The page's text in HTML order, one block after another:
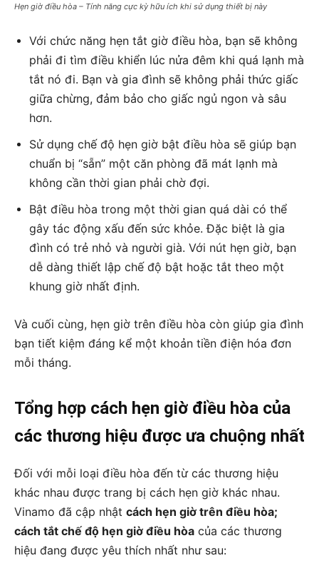
Hẹn giờ điều hòa – Tính năng cực kỳ hữu ích khi sử dụng thiết bị này
Với chức năng hẹn tắt giờ điều hòa, bạn sẽ không
phải đi tìm điều khiển lúc nửa đêm khi quá lạnh mà
tắt nó đi. Bạn và gia đình sẽ không phải thức giấc
giữa chừng, đảm bảo cho giấc ngủ ngon và sâu
hơn.
Sử dụng chế độ hẹn giờ bật điều hòa sẽ giúp bạn
chuẩn bị “sẵn” một căn phòng đã mát lạnh mà
không cần thời gian phải chờ đợi.
Bật điều hòa trong một thời gian quá dài có thể
gây tác động xấu đến sức khỏe. Đặc biệt là gia
đình có trẻ nhỏ và người già. Với nút hẹn giờ, bạn
dễ dàng thiết lập chế độ bật hoặc tắt theo một
khung giờ nhất định.
Và cuối cùng, hẹn giờ trên điều hòa còn giúp gia đình
bạn tiết kiệm đáng kể một khoản tiền điện hóa đơn
mỗi tháng.
Tổng hợp cách hẹn giờ điều hòa của
các thương hiệu được ưa chuộng nhất
Đối với mỗi loại điều hòa đến từ các thương hiệu
khác nhau được trang bị cách hẹn giờ khác nhau.
Vinamo đã cập nhật cách hẹn giờ trên điều hòa;
cách tắt chế độ hẹn giờ điều hòa của các thương
hiệu đang được yêu thích nhất như sau: